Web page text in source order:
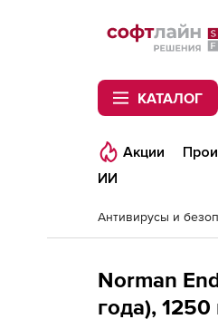
Softline
КАТАЛОГ
Акции
ИИ
Антивирусы и
Norman
года),